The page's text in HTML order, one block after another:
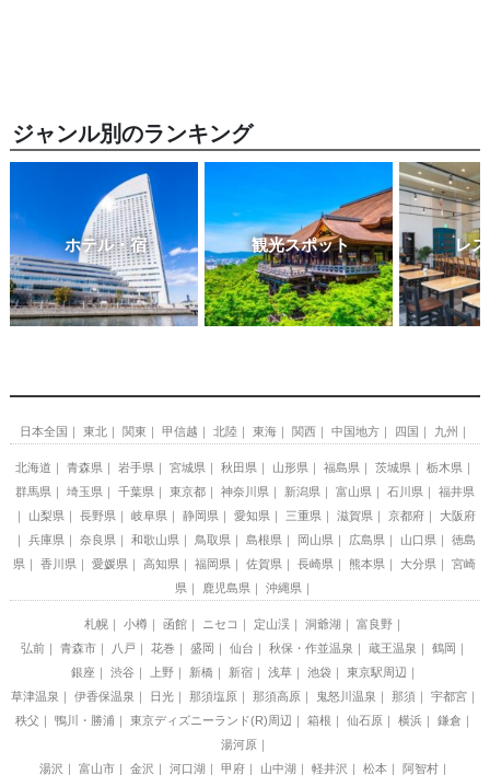
ジャンル別のランキング
ホテル・宿 観光スポット レ
日本全国 東北 関東 甲信越 北陸 東海 関西 中国地方 四国 九州
北海道 青森県 岩手県 宮城県 秋田県 山形県 福島県 茨城県
栃木県
群馬県
埼玉県 千葉県 東京都 神奈川県 新潟県 富山県 石川県
福井県
山梨県
長野県 岐阜県 静岡県 愛知県 三重県 滋賀県 京都府
大阪府
兵庫県
奈良県 和歌山県 鳥取県 島根県 岡山県 広島県 山口県
徳島
県
香川県 愛媛県 高知県 福岡県 佐賀県 長崎県 熊本県 大分県
宮崎
県
鹿児島県 沖縄県
札幌 小樽 函館 ニセコ 定山渓 洞爺湖
富良野
弘前
青森市 八戸 花巻 盛岡 仙台 秋保・作並温泉 蔵王温泉
鶴岡
銀座
渋谷 上野 新橋 新宿 浅草 池袋
東京駅周辺
草津温泉
伊香保温泉 日光 那須塩原 那須高原 鬼怒川温泉 那須
宇都宮
秩父
鴨川・勝浦 東京ディズニーランド(R)周辺 箱根 仙石原 横浜
鎌倉
湯河原
湯沢
富山市 金沢 河口湖 甲府 山中湖 軽井沢 松本 阿智村